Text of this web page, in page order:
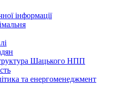
інформації
Шацького НПП
та енергоменеджмент